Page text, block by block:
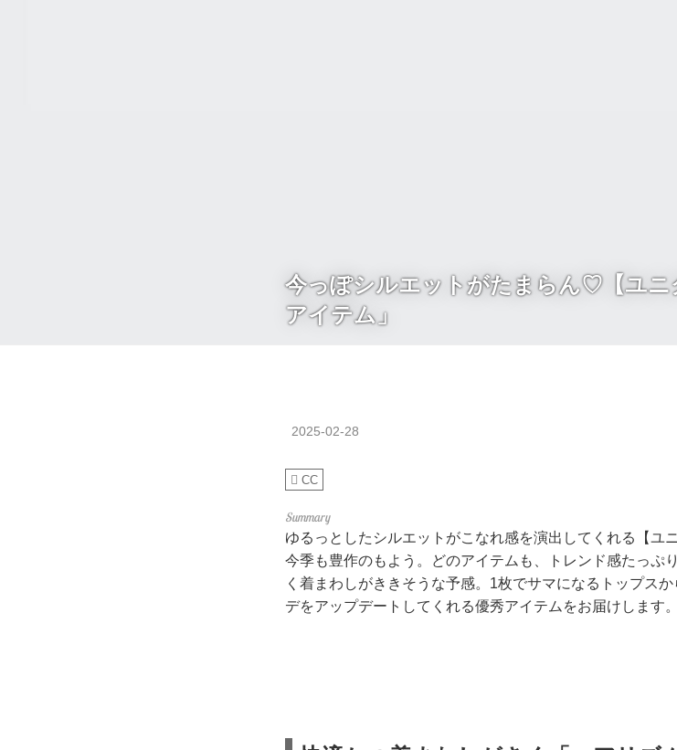
今っぽシルエットがたまらん♡【ユニ
アイテム」
2025-02-28
CC
ゆるっとしたシルエットがこなれ感を演出してくれる【ユ
今季も豊作のもよう。どのアイテムも、トレンド感たっぷ
く着まわしがききそうな予感。1枚でサマになるトップス
デをアップデートしてくれる優秀アイテムをお届けします。